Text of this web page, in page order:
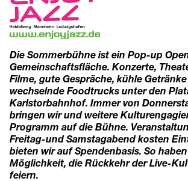
Die Sommerbühne ist ein Pop-up
Gemeinschaftsfläche. Konzerte,
Filme, gute Gespräche, kühle
wechselnde Foodtrucks unter den
Karlstorbahnhof. Immer von
bringen wir und weitere
Programm auf die Bühne.
Freitag-und Samstagabend kosten
bieten wir auf Spendenbasis. So
Möglichkeit, die Rückkehr der Live-
feiern.